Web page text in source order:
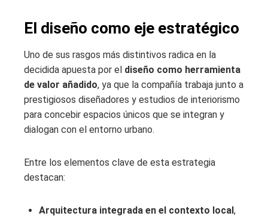
El diseño como eje estratégico
Uno de sus rasgos más distintivos radica en la
decidida apuesta por el diseño como herramienta
de valor añadido, ya que la compañía trabaja junto a
prestigiosos diseñadores y estudios de interiorismo
para concebir espacios únicos que se integran y
dialogan con el entorno urbano.
Entre los elementos clave de esta estrategia
destacan:
Arquitectura integrada en el contexto local ,